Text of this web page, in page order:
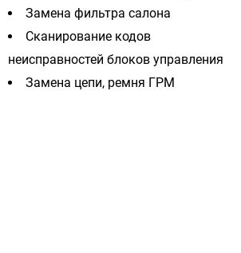
Замена фильтра салона
Сканирование кодов
неисправностей блоков управления
Замена цепи, ремня ГРМ